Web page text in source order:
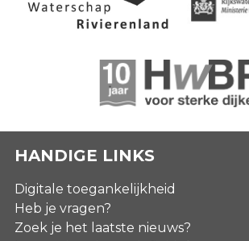
HANDIGE LINKS
Digitale toegankelijkheid
Heb je vragen?
Zoek je het laatste nieuws?